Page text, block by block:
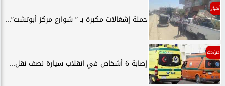
أخبار
حملة إشغالات مكبرة بـ ” شوارع مركز أبوتشت”...
حوادث
إصابة 6 أشخاص في انقلاب سيارة نصف نقل...